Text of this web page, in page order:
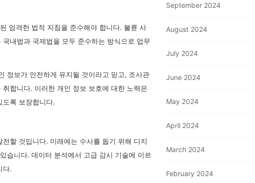
엄격한 법적 지침을 준수해야 합니다. 불륜 사
내법과 국제법을 모두 준수하는 방식으로 업무
정보가 안전하게 유지될 것이라고 믿고, 조사관
합니다. 이러한 개인 정보 보호에 대한 노력은
도록 보장합니다.
할 것입니다. 미래에는 수사를 돕기 위해 디지
습니다. 데이터 분석에서 고급 감시 기술에 이르
다.
September 2024
August 2024
July 2024
June 2024
May 2024
April 2024
March 2024
February 2024